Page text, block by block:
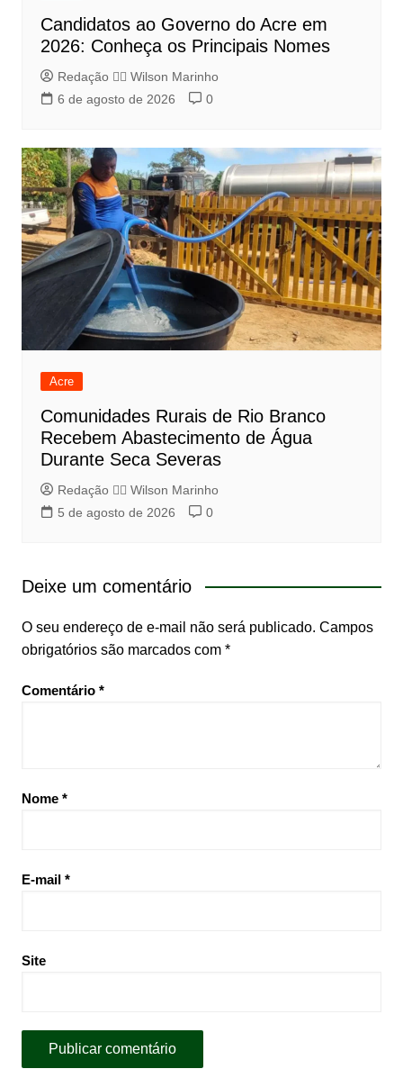
Candidatos ao Governo do Acre em
2026: Conheça os Principais Nomes
Redação 👨‍⚖️​ Wilson Marinho
6 de agosto de 2026
0
Acre
Comunidades Rurais de Rio Branco
Recebem Abastecimento de Água
Durante Seca Severas
Redação 👨‍⚖️​ Wilson Marinho
5 de agosto de 2026
0
Deixe um comentário
O seu endereço de e-mail não será publicado. Campos
obrigatórios são marcados com *
Comentário *
Nome *
E-mail *
Site